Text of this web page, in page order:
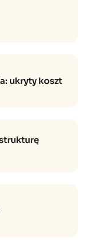
ukryty koszt